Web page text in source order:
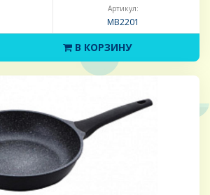
Артикул:
MB2201
В КОРЗИНУ